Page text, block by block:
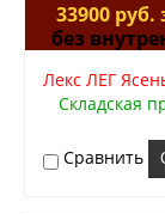
33900 руб.
без
Лекс ЛЕГ
Складская
Сравнить